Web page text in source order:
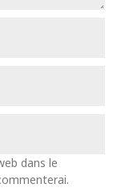
dans le